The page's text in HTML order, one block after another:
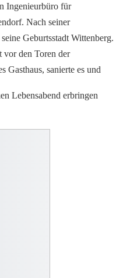
Ingenieurbüro für
Nach seiner
Geburtsstadt Wittenberg.
den Toren der
Gasthaus, sanierte es und
Lebensabend erbringen